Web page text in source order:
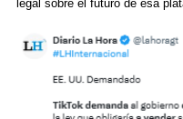
legal sobre el futuro de esa